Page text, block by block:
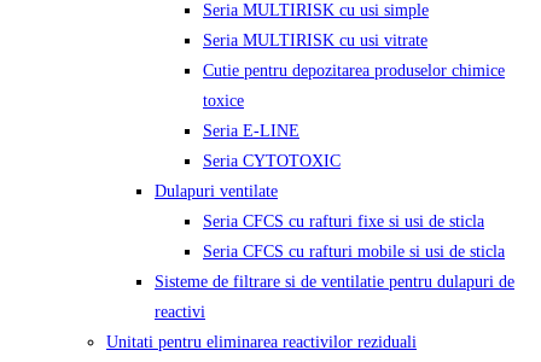
Seria MULTIRISK cu usi simple
Seria MULTIRISK cu usi vitrate
Cutie pentru depozitarea produselor chimice
toxice
Seria E-LINE
Seria CYTOTOXIC
Dulapuri ventilate
Seria CFCS cu rafturi fixe si usi de sticla
Seria CFCS cu rafturi mobile si usi de sticla
Sisteme de filtrare si de ventilatie pentru dulapuri de
reactivi
Unitati pentru eliminarea reactivilor reziduali